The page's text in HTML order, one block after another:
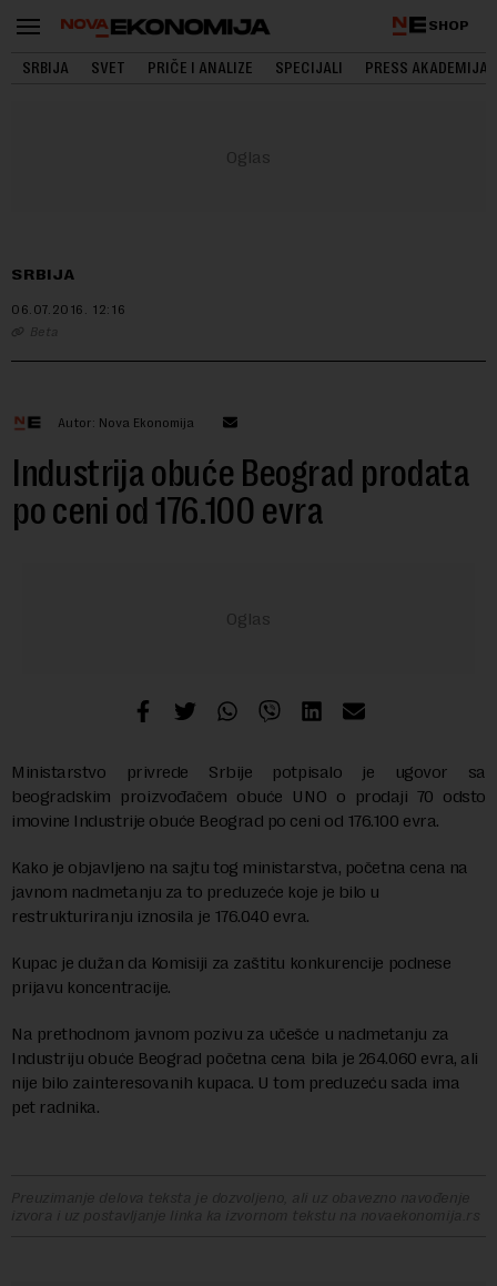
SHOP
SRBIJA SVET PRIČE I ANALIZE SPECIJALI PRESS AKADEMIJA
SRBIJA
06.07.2016. 12:16
Beta
Autor: Nova Ekonomija
Industrija obuće Beograd prodata
po ceni od 176.100 evra
Ministarstvo privrede Srbije potpisalo je ugovor sa
beogradskim proizvođačem obuće UNO o prodaji 70 odsto
imovine Industrije obuće Beograd po ceni od 176.100 evra.
Kako je objavljeno na sajtu tog ministarstva, početna cena na
javnom nadmetanju za to preduzeće koje je bilo u
restrukturiranju iznosila je 176.040 evra.
Kupac je dužan da Komisiji za zaštitu konkurencije podnese
prijavu koncentracije.
Na prethodnom javnom pozivu za učešće u nadmetanju za
Industriju obuće Beograd početna cena bila je 264.060 evra, ali
nije bilo zainteresovanih kupaca. U tom preduzeću sada ima
pet radnika.
Preuzimanje delova teksta je dozvoljeno, ali uz obavezno navođenje
izvora i uz postavljanje linka ka izvornom tekstu na novaekonomija.rs